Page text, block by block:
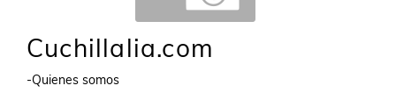
Cuchillalia.com
-Quienes somos